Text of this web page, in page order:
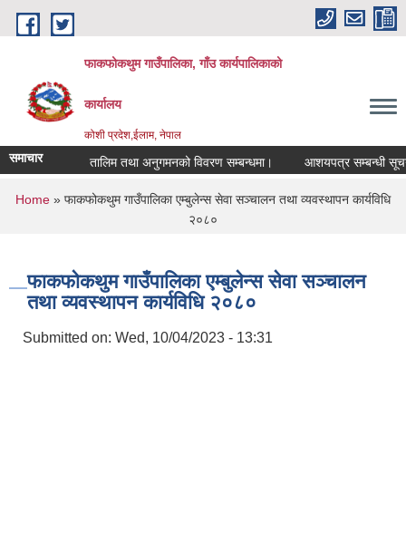
Skip to main content
फाकफोकथुम गाउँपालिका, गाँउ कार्यपालिकाको
कार्यालय
कोशी प्रदेश,ईलाम, नेपाल
समाचार तालिम तथा अनुगमनको विवरण सम्बन्धमा। आशयपत्र सम्बन्धी सूचना।
You are here
Home » फाकफोकथुम गाउँपालिका एम्बुलेन्स सेवा सञ्चालन तथा व्यवस्थापन कार्यविधि
२०८०
फाकफोकथुम गाउँपालिका एम्बुलेन्स सेवा सञ्चालन
तथा व्यवस्थापन कार्यविधि २०८०
Submitted on: Wed, 10/04/2023 - 13:31